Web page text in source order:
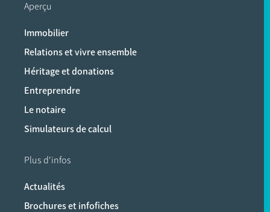
Aperçu
Immobilier
Relations et vivre ensemble
Héritage et donations
Entreprendre
Le notaire
Simulateurs de calcul
Plus d'infos
Actualités
Brochures et infofiches